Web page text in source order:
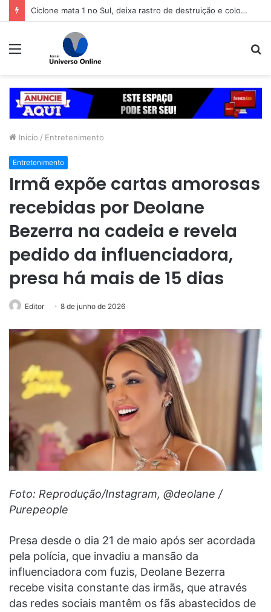
Ciclone mata 1 no Sul, deixa rastro de destruição e coloca 11 estados em alerta
Menu
Início / Entretenimento
Entretenimento
Irmã expõe cartas amorosas
recebidas por Deolane
Bezerra na cadeia e revela
pedido da influenciadora,
presa há mais de 15 dias
Editor 8 de junho de 2026
Foto: Reprodução/Instagram, @deolane /
Purepeople
Presa desde o dia 21 de maio após ser acordada
pela polícia, que invadiu a mansão da
influenciadora com fuzis, Deolane Bezerra
recebe visita constante das irmãs, que através
das redes sociais mantêm os fãs abastecidos de